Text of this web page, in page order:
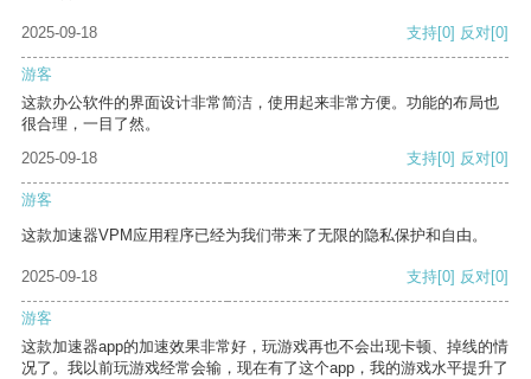
2025-09-18 支持[0] 反对[0]
游客
这款办公软件的界面设计非常简洁，使用起来非常方便。功能的布局也
很合理，一目了然。
2025-09-18
支持[0] 反对[0]
游客
这款加速器VPM应用程序已经为我们带来了无限的隐私保护和自由。
2025-09-18 支持[0] 反对[0]
游客
这款加速器app的加速效果非常好，玩游戏再也不会出现卡顿、掉线的情
况了。我以前玩游戏经常会输，现在有了这个app，我的游戏水平提升了